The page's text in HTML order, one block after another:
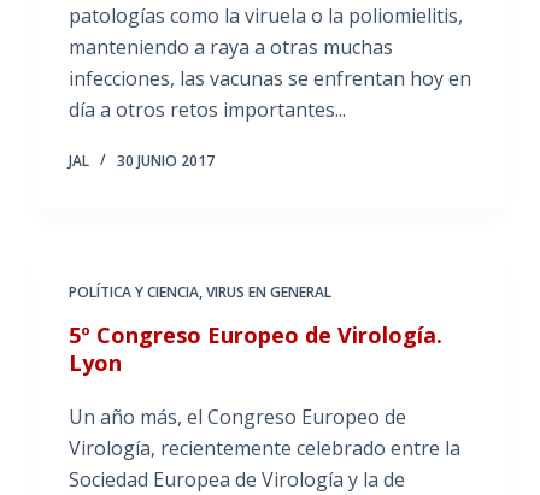
patologías como la viruela o la poliomielitis,
manteniendo a raya a otras muchas
infecciones, las vacunas se enfrentan hoy en
día a otros retos importantes...
JAL 30 JUNIO 2017
POLÍTICA Y CIENCIA,VIRUS EN GENERAL
5º Congreso Europeo de Virología.
Lyon
Un año más, el Congreso Europeo de
Virología, recientemente celebrado entre la
Sociedad Europea de Virología y la de